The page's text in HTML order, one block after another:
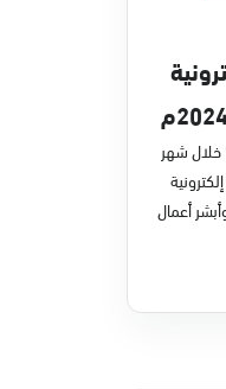
خلال شهر
عملية إلكترونية
أعمال